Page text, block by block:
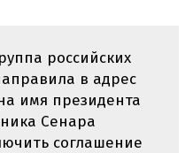
российских
в адрес
имя президента
Сенара
соглашение